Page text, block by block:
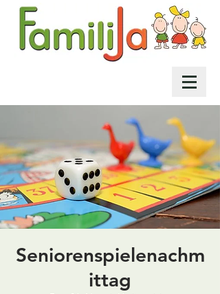
Seniorenspielenachm
ittag